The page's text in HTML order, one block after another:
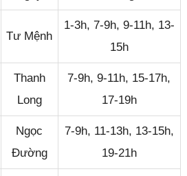
Tư Mệnh
1-3h, 7-9h, 9-11h, 13-
15h
Thanh
Long
7-9h, 9-11h, 15-17h,
17-19h
Ngọc
Đường
7-9h, 11-13h, 13-15h,
19-21h